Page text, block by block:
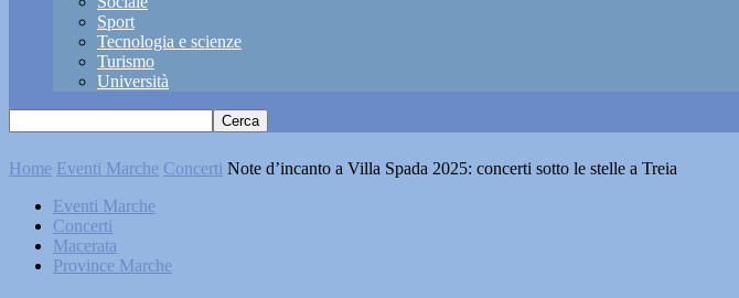
Sport
Tecnologia e scienze
Turismo
Università
Home Eventi Marche Concerti Note d’incanto a Villa Spada 2025: concerti sotto le stelle a Treia
Eventi Marche
Concerti
Macerata
Province Marche